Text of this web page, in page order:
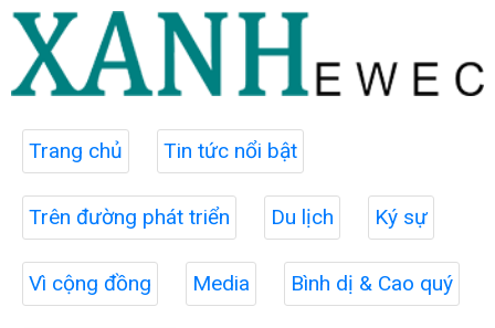
Trang chủ Tin tức nổi bật
Trên đường phát triển Du lịch Ký sự
Vì cộng đồng Media Bình dị & Cao quý